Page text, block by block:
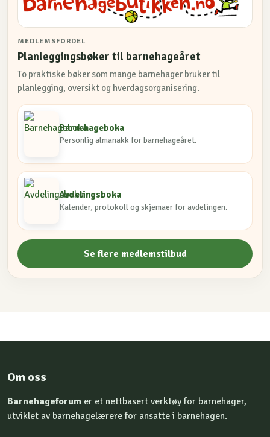
MEDLEMSFORDEL
Planleggingsbøker til barnehageåret
To praktiske bøker som mange barnehager bruker til
planlegging, oversikt og hverdagsorganisering.
Barnehageboka
Personlig almanakk for barnehageåret.
Avdelingsboka
Kalender, protokoll og skjemaer for avdelingen.
Se flere medlemstilbud
Om oss
Barnehageforum er et nettbasert verktøy for barnehager,
utviklet av barnehagelærere for ansatte i barnehagen.